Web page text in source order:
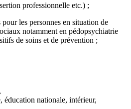
professionnelle etc.) ;
les personnes en situation de
notamment en pédopsychiatrie
de soins et de prévention ;
éducation nationale, intérieur,